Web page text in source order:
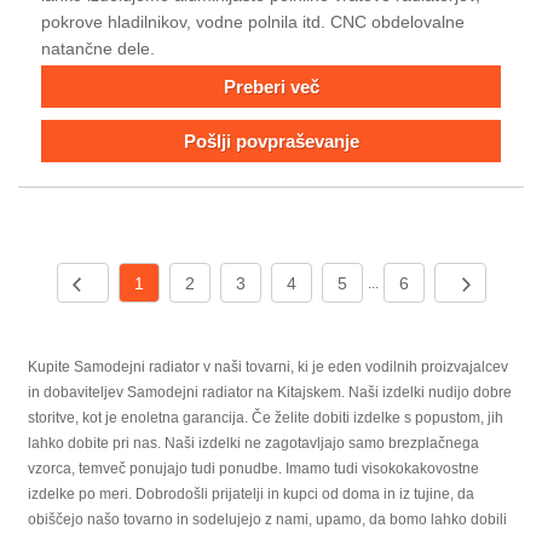
pokrove hladilnikov, vodne polnila itd. CNC obdelovalne
natančne dele.
Preberi več
Pošlji povpraševanje
1 2 3 4 5 ... 6
Kupite Samodejni radiator v naši tovarni, ki je eden vodilnih proizvajalcev
in dobaviteljev Samodejni radiator na Kitajskem. Naši izdelki nudijo dobre
storitve, kot je enoletna garancija. Če želite dobiti izdelke s popustom, jih
lahko dobite pri nas. Naši izdelki ne zagotavljajo samo brezplačnega
vzorca, temveč ponujajo tudi ponudbe. Imamo tudi visokokakovostne
izdelke po meri. Dobrodošli prijatelji in kupci od doma in iz tujine, da
obiščejo našo tovarno in sodelujejo z nami, upamo, da bomo lahko dobili